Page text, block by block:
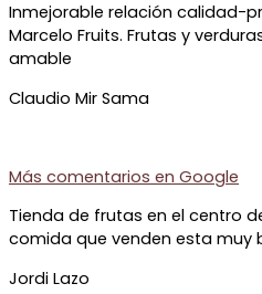
Inmejorable relación calidad-
Marcelo Fruits. Frutas y
amable
Claudio Mir Sama
Más comentarios en Google
Tienda de frutas en el centro
comida que venden esta muy
Jordi Lazo